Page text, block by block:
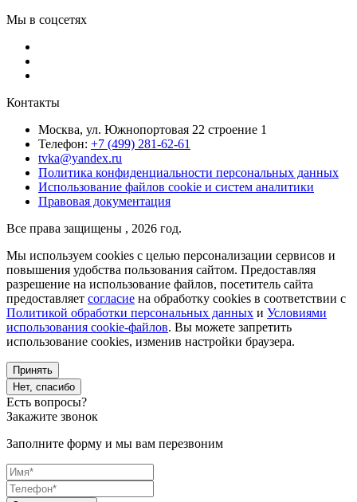
Мы в соцсетях
Контакты
Москва, ул. Южнопортовая 22 строение 1
Телефон: +7 (499) 281-62-61
tvka@yandex.ru
Политика конфиденциальности персональных данных
Использование файлов cookie и систем аналитики
Правовая документация
Все права защищены , 2026 год.
Мы используем cookies с целью персонализации сервисов и
повышения удобства пользования сайтом. Предоставляя
разрешение на использование файлов, посетитель сайта
предоставляет согласие на обработку cookies в соответствии с
Политикой обработки персональных данных и Условиями
использования cookie-файлов. Вы можете запретить
использование cookies, изменив настройки браузера.
Принять
Нет, спасибо
Есть вопросы?
Закажите звонок
Заполните форму и мы вам перезвоним